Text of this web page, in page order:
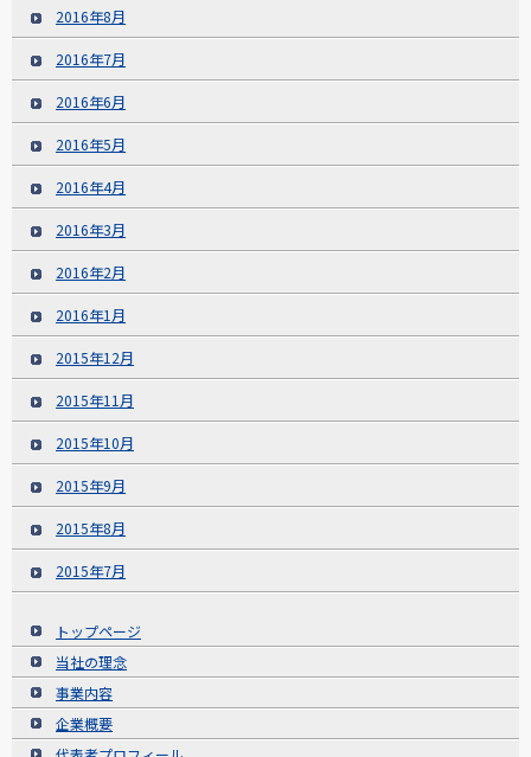
2016年8月
2016年7月
2016年6月
2016年5月
2016年4月
2016年3月
2016年2月
2016年1月
2015年12月
2015年11月
2015年10月
2015年9月
2015年8月
2015年7月
トップページ
当社の理念
事業内容
企業概要